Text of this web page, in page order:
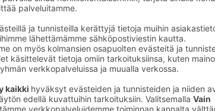
Kinkkusuikaleet ja lihapalat